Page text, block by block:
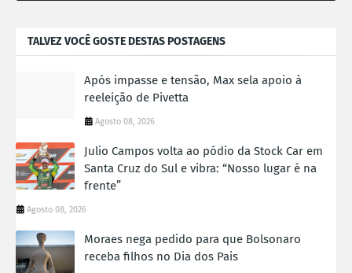
TALVEZ VOCÊ GOSTE DESTAS POSTAGENS
Após impasse e tensão, Max sela apoio à
reeleição de Pivetta
Agosto 08, 2026
Julio Campos volta ao pódio da Stock Car em
Santa Cruz do Sul e vibra: “Nosso lugar é na
frente”
Agosto 08, 2026
Moraes nega pedido para que Bolsonaro
receba filhos no Dia dos Pais